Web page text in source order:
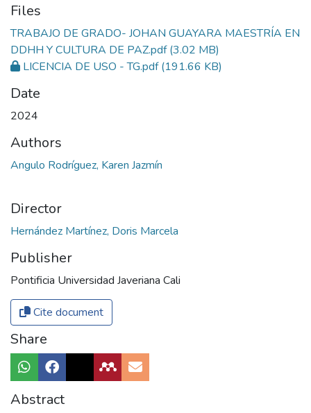
Files
TRABAJO DE GRADO- JOHAN GUAYARA MAESTRÍA EN
DDHH Y CULTURA DE PAZ.pdf(3.02 MB)
LICENCIA DE USO - TG.pdf(191.66 KB)
Date
2024
Authors
Angulo Rodríguez, Karen Jazmín
Director
Hernández Martínez, Doris Marcela
Publisher
Pontificia Universidad Javeriana Cali
Cite document
Share
Abstract